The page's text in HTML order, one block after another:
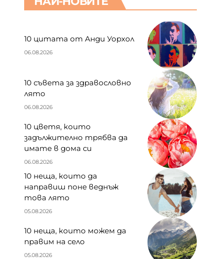
10 цитата от Анди Уорхол
06.08.2026
10 съвета за здравословно
лято
06.08.2026
10 цветя, които
задължително трябва да
имате в дома си
06.08.2026
10 неща, които да
направиш поне веднъж
това лято
05.08.2026
10 неща, които можем да
правим на село
05.08.2026